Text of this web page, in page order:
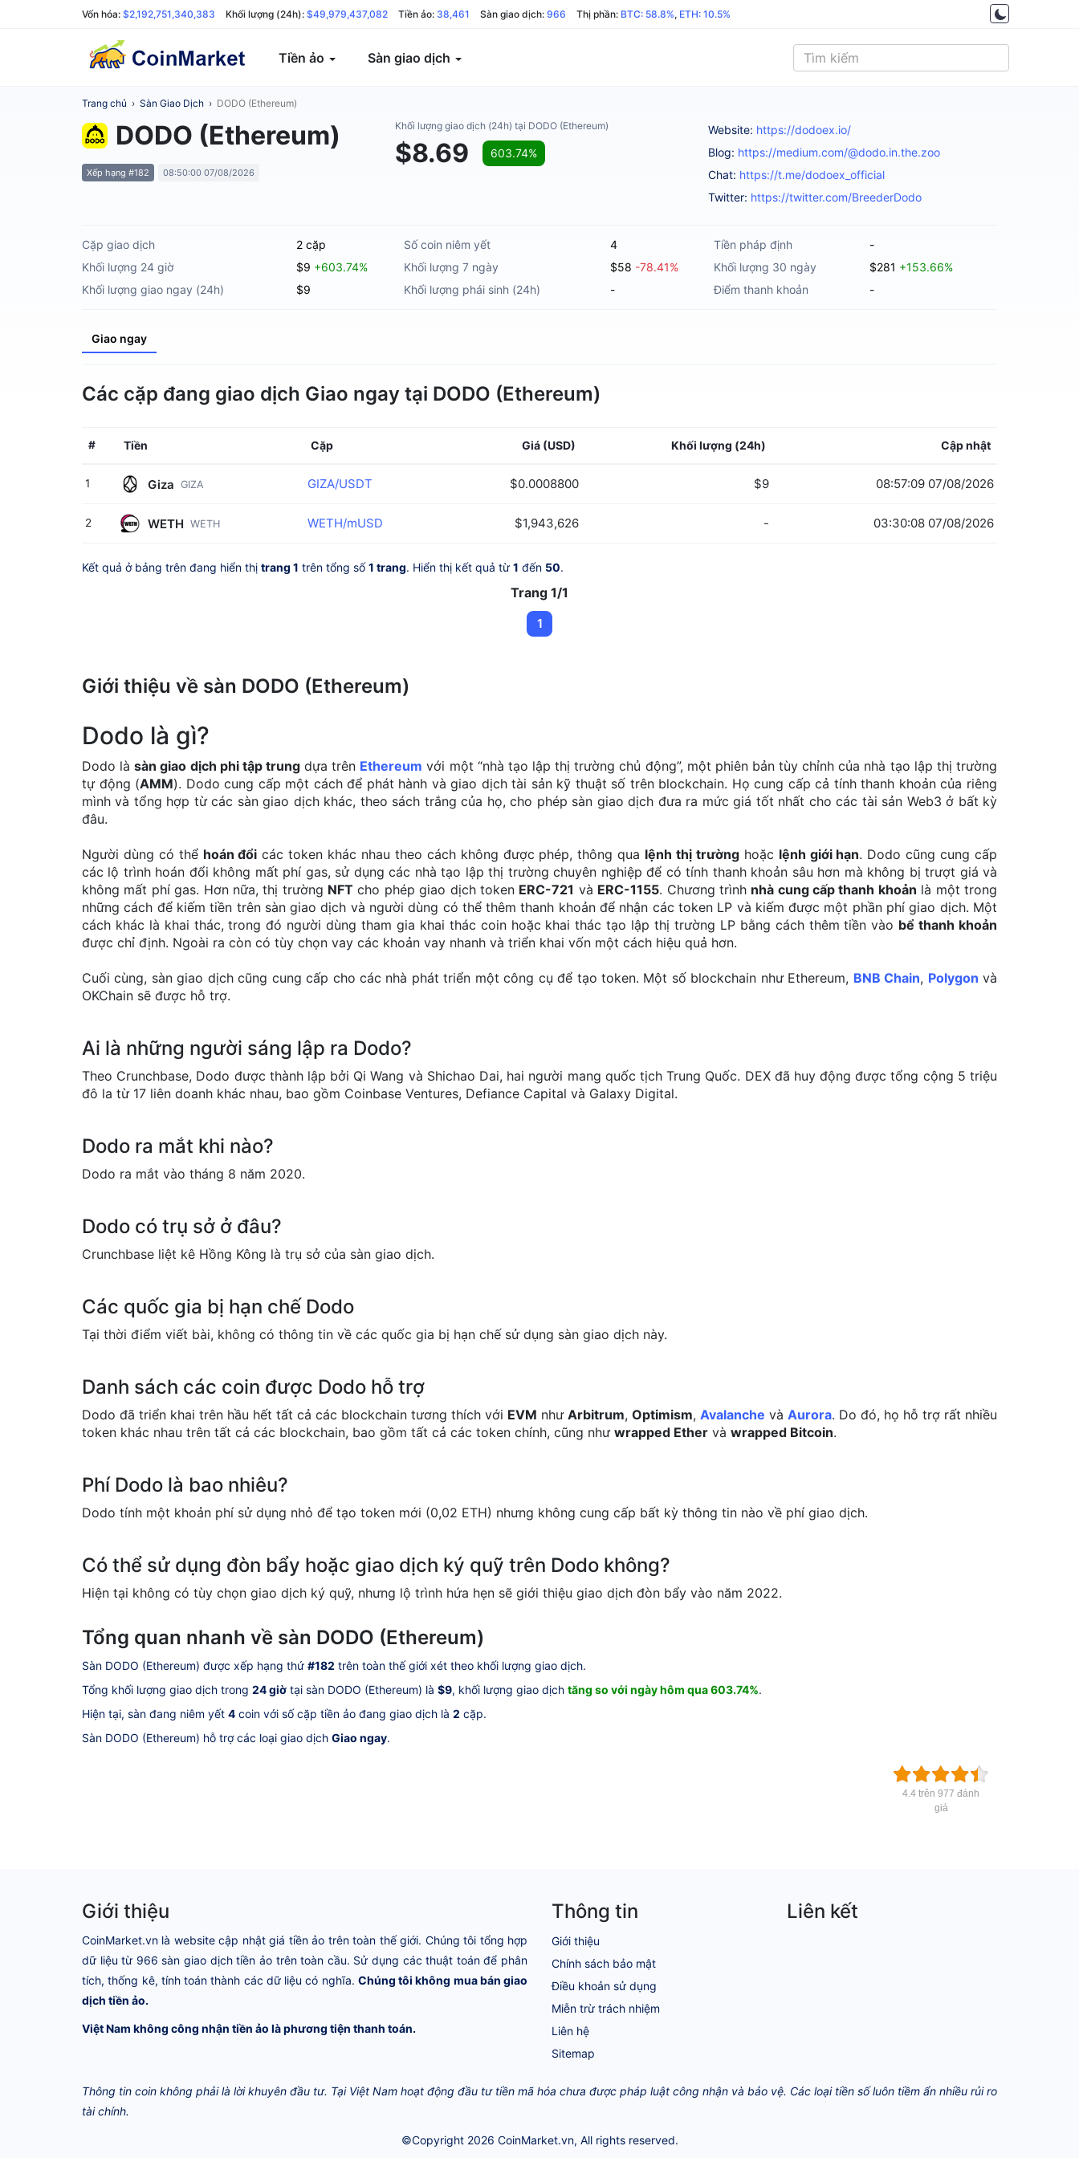
Vốn hóa: $2,192,751,340,383 Khối lượng (24h): $49,979,437,082 Tiền ảo: 38,461 Sàn giao dịch: 966 Thị phần: BTC: 58.8%, ETH: 10.5%
Tiền ảo Sàn giao dịch
Trang chủ › Sàn Giao Dịch › DODO (Ethereum)
DODO (Ethereum)
Xếp hạng #182 08:50:00 07/08/2026
Khối lượng giao dịch (24h) tại DODO (Ethereum)
$8.69 603.74%
Website: https://dodoex.io/
Blog: https://medium.com/@dodo.in.the.zoo
Chat: https://t.me/dodoex_official
Twitter: https://twitter.com/BreederDodo
Cặp giao dịch 2 cặp Số coin niêm yết 4 Tiền pháp định
-
Khối lượng 24 giờ
$9 +603.74% Khối lượng 7 ngày $58 -78.41% Khối lượng 30 ngày $281 +153.66%
Khối lượng giao ngay (24h)
$9 Khối lượng phái sinh (24h) - Điểm thanh khoản -
Giao ngay
Các cặp đang giao dịch Giao ngay tại DODO (Ethereum)
# Tiền Cặp Giá (USD) Khối lượng (24h) Cập nhật
1 Giza GIZA GIZA/USDT $0.0008800 $9 08:57:09 07/08/2026
2 WETH WETH WETH/mUSD $1,943,626 - 03:30:08 07/08/2026
Kết quả ở bảng trên đang hiển thị trang 1 trên tổng số1 trang. Hiển thị kết quả từ 1 đến 50.
Trang 1/1
1
Giới thiệu về sàn DODO (Ethereum)
Dodo là gì?
Dodo làsàn giao dịch phi tập trungdựa trên Ethereum với một “nhà tạo lập thị trường chủ động”, một phiên bản tùy chỉnh của nhà tạo lập thị trường
tự động (AMM). Dodo cung cấp một cách để phát hành và giao dịch tài sản kỹ thuật số trên blockchain. Họ cung cấp cả tính thanh khoản của riêng
mình và tổng hợp từ các sàn giao dịch khác, theo sách trắng của họ, cho phép sàn giao dịch đưa ra mức giá tốt nhất cho các tài sản Web3 ở bất kỳ
đâu.
Người dùng có thể hoán đổi các token khác nhau theo cách không được phép, thông qua lệnh thị trườnghoặc lệnh giới hạn. Dodo cũng cung cấp
các lộ trình hoán đổi không mất phí gas, sử dụng các nhà tạo lập thị trường chuyên nghiệp để có tính thanh khoản sâu hơn mà không bị trượt giá và
không mất phí gas. Hơn nữa, thị trường NFT cho phép giao dịch token ERC-721 và ERC-1155. Chương trình nhà cung cấp thanh khoản là một trong
những cách để kiếm tiền trên sàn giao dịch và người dùng có thể thêm thanh khoản để nhận các token LP và kiếm được một phần phí giao dịch. Một
cách khác là khai thác, trong đó người dùng tham gia khai thác coin hoặc khai thác tạo lập thị trường LP bằng cách thêm tiền vào bể thanh khoản
được chỉ định. Ngoài ra còn có tùy chọn vay các khoản vay nhanh và triển khai vốn một cách hiệu quả hơn.
Cuối cùng, sàn giao dịch cũng cung cấp cho các nhà phát triển một công cụ để tạo token. Một số blockchain như Ethereum, BNB Chain, Polygon và
OKChain sẽ được hỗ trợ.
Ai là những người sáng lập ra Dodo?
Theo Crunchbase, Dodo được thành lập bởi Qi Wang và Shichao Dai, hai người mang quốc tịch Trung Quốc. DEX đã huy động được tổng cộng 5 triệu
đô la từ 17 liên doanh khác nhau, bao gồm Coinbase Ventures, Defiance Capital và Galaxy Digital.
Dodo ra mắt khi nào?
Dodo ra mắt vào tháng 8 năm 2020.
Dodo có trụ sở ở đâu?
Crunchbase liệt kê Hồng Kông là trụ sở của sàn giao dịch.
Các quốc gia bị hạn chế Dodo
Tại thời điểm viết bài, không có thông tin về các quốc gia bị hạn chế sử dụng sàn giao dịch này.
Danh sách các coin được Dodo hỗ trợ
Dodo đã triển khai trên hầu hết tất cả các blockchain tương thích với EVM như Arbitrum, Optimism, Avalanche và Aurora. Do đó, họ hỗ trợ rất nhiều
token khác nhau trên tất cả các blockchain, bao gồm tất cả các token chính, cũng như wrapped Ether và wrapped Bitcoin.
Phí Dodo là bao nhiêu?
Dodo tính một khoản phí sử dụng nhỏ để tạo token mới (0,02 ETH) nhưng không cung cấp bất kỳ thông tin nào về phí giao dịch.
Có thể sử dụng đòn bẩy hoặc giao dịch ký quỹ trên Dodo không?
Hiện tại không có tùy chọn giao dịch ký quỹ, nhưng lộ trình hứa hẹn sẽ giới thiệu giao dịch đòn bẩy vào năm 2022.
Tổng quan nhanh về sàn DODO (Ethereum)
Sàn DODO (Ethereum) được xếp hạng thứ #182 trên toàn thế giới xét theo khối lượng giao dịch.
Tổng khối lượng giao dịch trong 24 giờ tại sàn DODO (Ethereum) là $9, khối lượng giao dịch tăng so với ngày hôm qua 603.74%.
Hiện tại, sàn đang niêm yết 4 coin với số cặp tiền ảo đang giao dịch là 2 cặp.
Sàn DODO (Ethereum) hỗ trợ các loại giao dịch Giao ngay.
4.4 trên 977 đánh
giá
Giới thiệu
CoinMarket.vn là website cập nhật giá tiền ảo trên toàn thế giới. Chúng tôi tổng hợp
dữ liệu từ 966 sàn giao dịch tiền ảo trên toàn cầu. Sử dụng các thuật toán để phân
tích, thống kê, tính toán thành các dữ liệu có nghĩa. Chúng tôi không mua bán giao
dịch tiền ảo.
Việt Nam không công nhận tiền ảo là phương tiện thanh toán.
Thông tin
Giới thiệu
Chính sách bảo mật
Điều khoản sử dụng
Miễn trừ trách nhiệm
Liên hệ
Sitemap
Liên kết
Thông tin coin không phải là lời khuyên đầu tư. Tại Việt Nam hoạt động đầu tư tiền mã hóa chưa được pháp luật công nhận và bảo vệ. Các loại tiền số luôn tiềm ẩn nhiều rủi ro
tài chính.
©Copyright 2026 CoinMarket.vn, All rights reserved.